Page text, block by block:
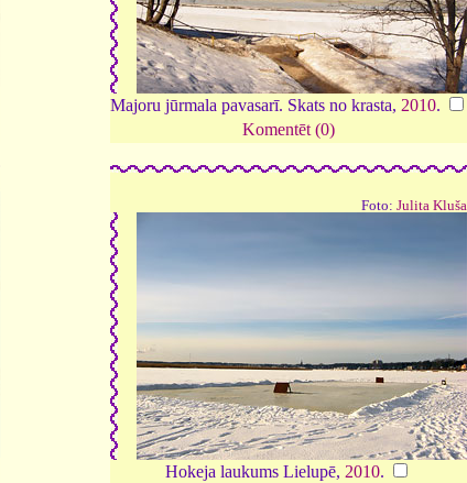
Majoru jūrmala pavasarī. Skats no krasta, 2010.
Komentēt (0)
Foto: Julita Kluša
Hokeja laukums Lielupē, 2010.